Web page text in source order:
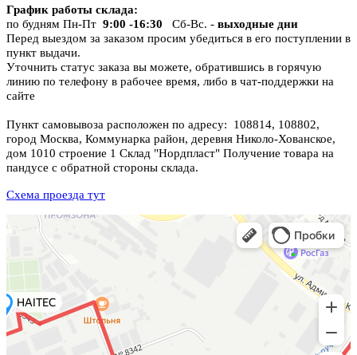
График работы склада:
по будням Пн-Пт 9:00 -16:30 Сб-Вс. - выходные дни
Перед выездом за заказом просим убедиться в его поступлении в
пункт выдачи.
Уточнить статус заказа вы можете, обратившись в горячую
линию по телефону в рабочее время, либо в чат-поддержки на
сайте
Пункт самовывоза расположен по адресу: 108814, 108802,
город Москва, Коммунарка район, деревня Николо-Хованское,
дом 1010 строение 1 Склад "Нордпласт" Получение товара на
пандусе с обратной стороны склада.
Схема проезда тут